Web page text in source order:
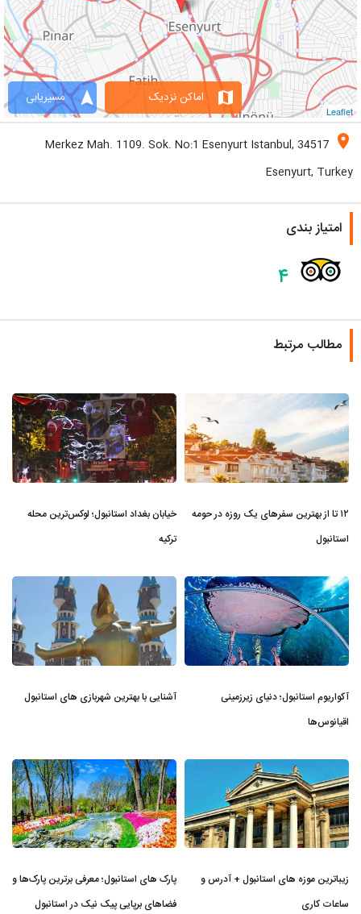
Leaflet
navigation مسیریابی map اماکن نزدیک
location_on
Merkez Mah. 1109. Sok. No:1 Esenyurt Istanbul, 34517
Esenyurt, Turkey
امتیاز بندی
۴
مطالب مرتبط
۱۲ تا از بهترین سفرهای یک روزه در حومه
استانبول
خیابان بغداد استانبول؛ لوکس‌ترین محله
ترکیه
آکواریوم استانبول؛ دنیای زیرزمینی
اقیانوس‌ها
آشنایی با بهترین شهربازی های استانبول
زیباترین موزه‌ های استانبول + آدرس و
ساعات کاری
پارک های استانبول؛ معرفی برترین پارک‌ها و
فضاهای برپایی پیک نیک در استانبول